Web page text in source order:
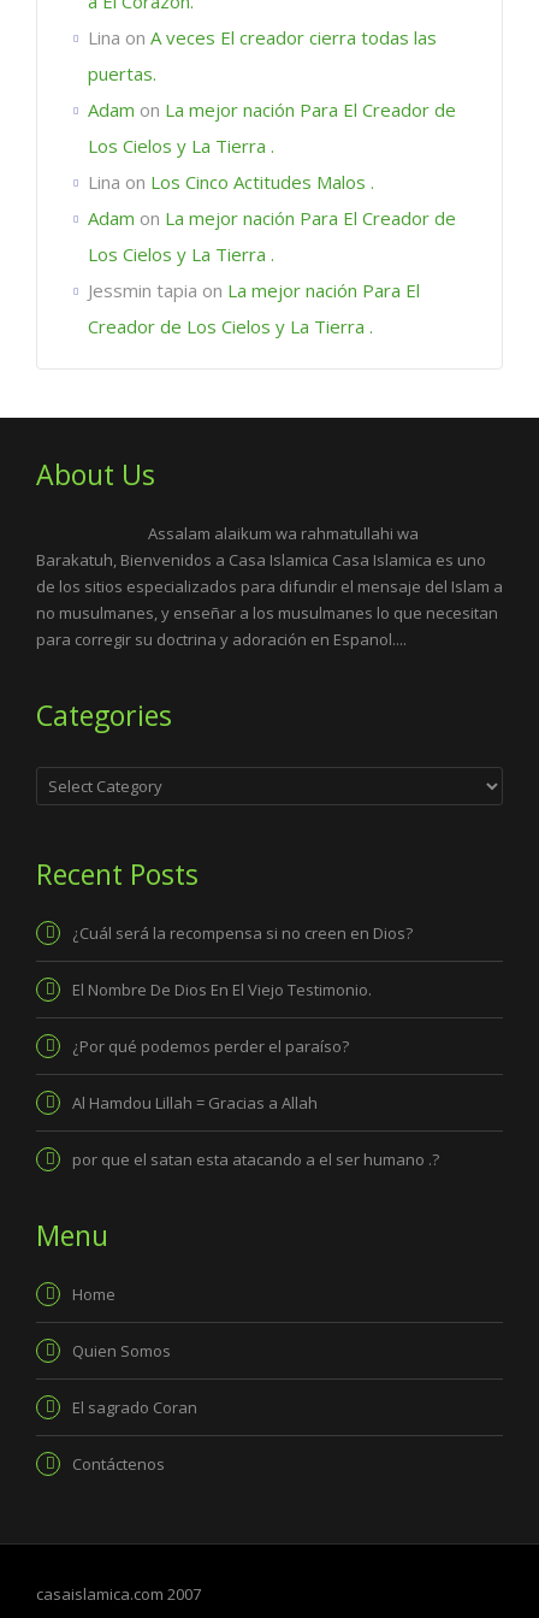
Lina on A veces El creador cierra todas las
puertas.
Adam on La mejor nación Para El Creador de
Los Cielos y La Tierra .
Lina on Los Cinco Actitudes Malos .
Adam on La mejor nación Para El Creador de
Los Cielos y La Tierra .
Jessmin tapia on La mejor nación Para El
Creador de Los Cielos y La Tierra .
About Us
Assalam alaikum wa rahmatullahi wa
Barakatuh, Bienvenidos a Casa Islamica Casa Islamica es uno
de los sitios especializados para difundir el mensaje del Islam a
no musulmanes, y enseñar a los musulmanes lo que necesitan
para corregir su doctrina y adoración en Espanol....
Categories
Categories
Recent Posts
¿Cuál será la recompensa si no creen en Dios?
El Nombre De Dios En El Viejo Testimonio.
¿Por qué podemos perder el paraíso?
Al Hamdou Lillah = Gracias a Allah
por que el satan esta atacando a el ser humano .?
Menu
Home
Quien Somos
El sagrado Coran
Contáctenos
casaislamica.com 2007